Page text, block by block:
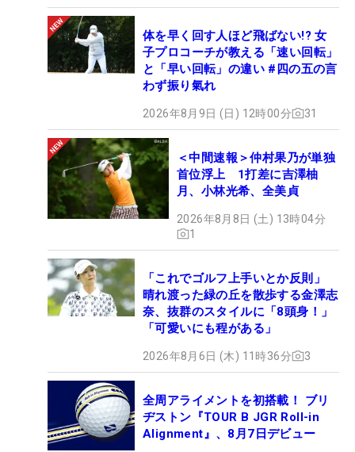
体を早く回す人ほど飛ばない!? 女
子プロコーチが教える「速い回転」
と「早い回転」の違い #四の五の言
わず振り氣れ
2026年8月9日 (日) 12時00分 31
＜中間速報＞仲村果乃が単独
首位浮上 1打差に吉澤柚
月、小林光希、全美貞
2026年8月8日 (土) 13時04分
1
「これでゴルフ上手いとか反則」
晴れ渡った緑の丘を散歩する金澤志
奈、抜群のスタイルに「8頭身！」
「可愛いにも程がある」
2026年8月6日 (木) 11時36分 3
全周アライメントを初搭載！ ブリ
ヂストン『TOUR B JGR Roll-in
Alignment』、8月7日デビュー